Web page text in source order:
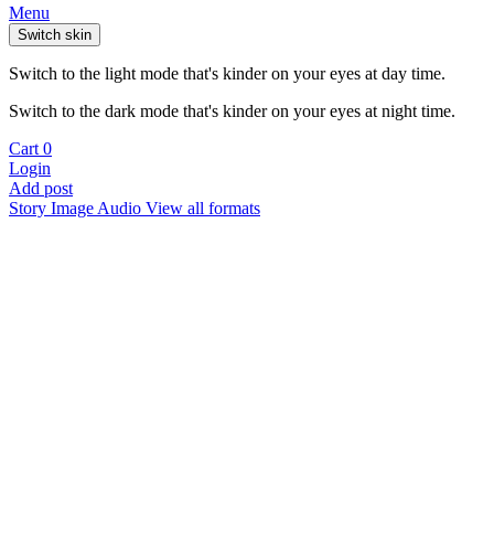
Menu
Switch skin
Switch to the light mode that's kinder on your eyes at day time.
Switch to the dark mode that's kinder on your eyes at night time.
Cart 0
Login
Add post
Story Image Audio View all formats